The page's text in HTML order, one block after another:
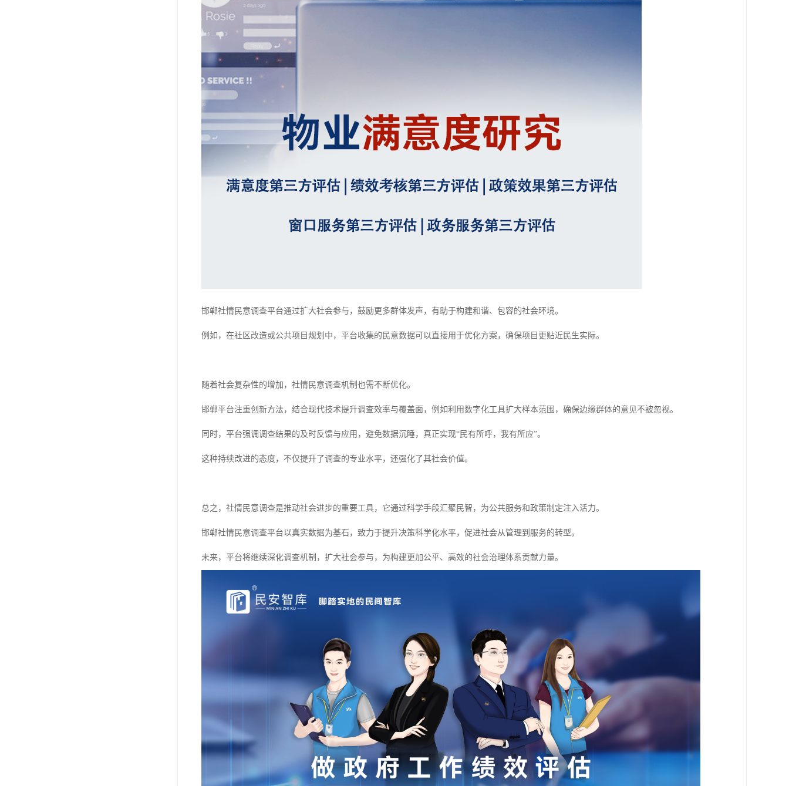
邯郸社情民意调查平台通过扩大社会参与，鼓励更多群体发声，有助于构建和谐、包容的社会环境。
例如，在社区改造或公共项目规划中，平台收集的民意数据可以直接用于优化方案，确保项目更贴近民生实际。
随着社会复杂性的增加，社情民意调查机制也需不断优化。
邯郸平台注重创新方法，结合现代技术提升调查效率与覆盖面，例如利用数字化工具扩大样本范围，确保边缘群体的意见不被忽视。
同时，平台强调调查结果的及时反馈与应用，避免数据沉睡，真正实现“民有所呼，我有所应”。
这种持续改进的态度，不仅提升了调查的专业水平，还强化了其社会价值。
总之，社情民意调查是推动社会进步的重要工具，它通过科学手段汇聚民智，为公共服务和政策制定注入活力。
邯郸社情民意调查平台以真实数据为基石，致力于提升决策科学化水平，促进社会从管理到服务的转型。
未来，平台将继续深化调查机制，扩大社会参与，为构建更加公平、高效的社会治理体系贡献力量。